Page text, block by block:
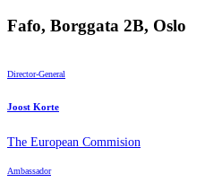
Fafo, Borggata 2B, Oslo
Director-General
Joost Korte
The European Commision
Ambassador